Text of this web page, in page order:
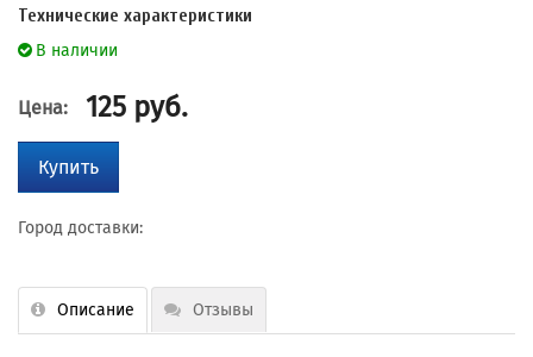
Технические характеристики
В наличии
Цена: 125 руб.
Купить
Город доставки:
Описание Отзывы